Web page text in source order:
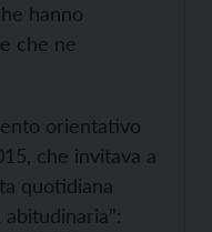
hanno
che ne
orientativo
che invitava a
quotidiana